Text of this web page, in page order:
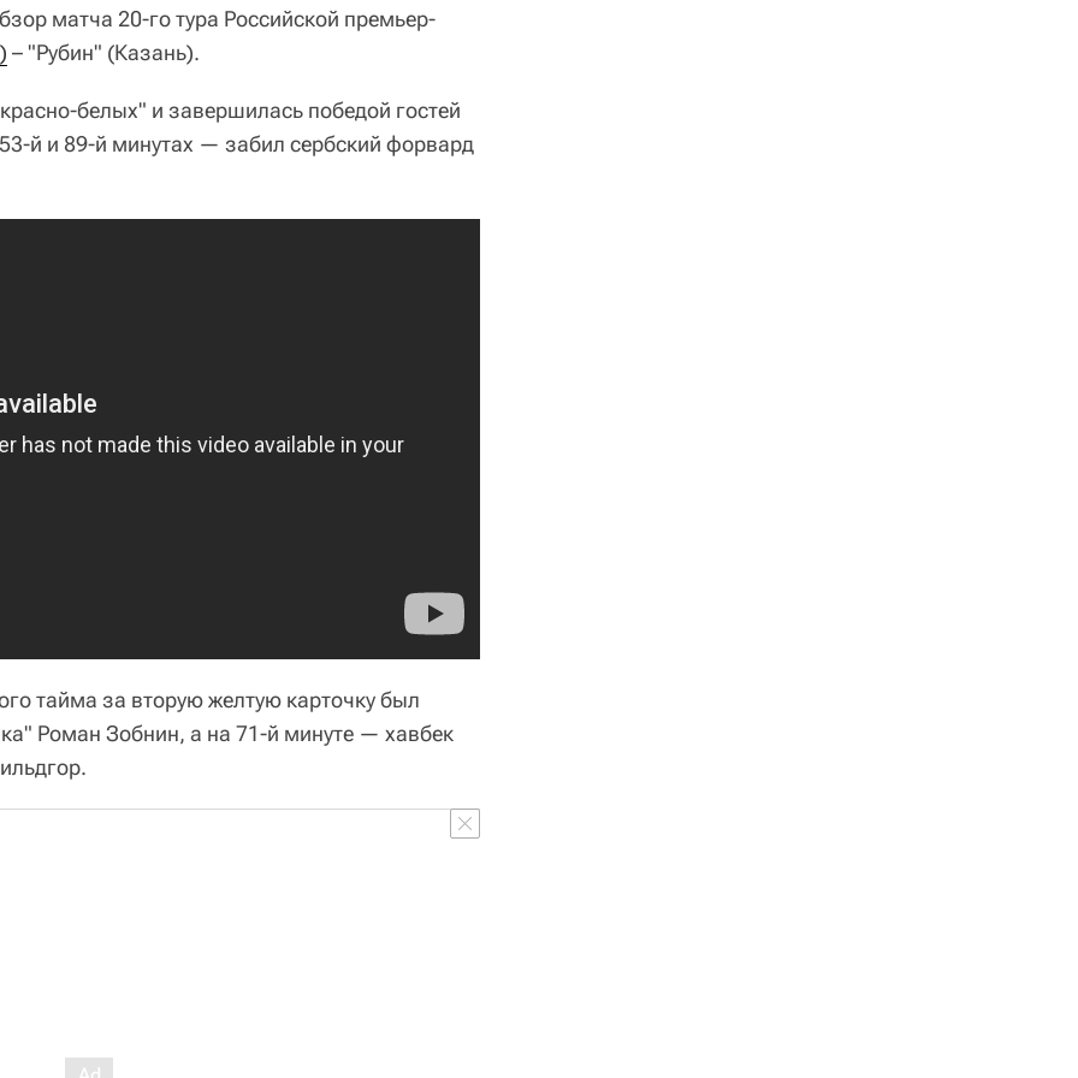
матча 20-го тура Российской премьер-
– "Рубин" (Казань).
белых" и завершилась победой гостей
й и 89-й минутах — забил сербский форвард
тайма за вторую желтую карточку был
Роман Зобнин, а на 71-й минуте — хавбек